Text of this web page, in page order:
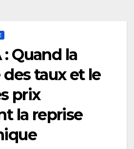
: Quand la
taux et le
prix
la reprise